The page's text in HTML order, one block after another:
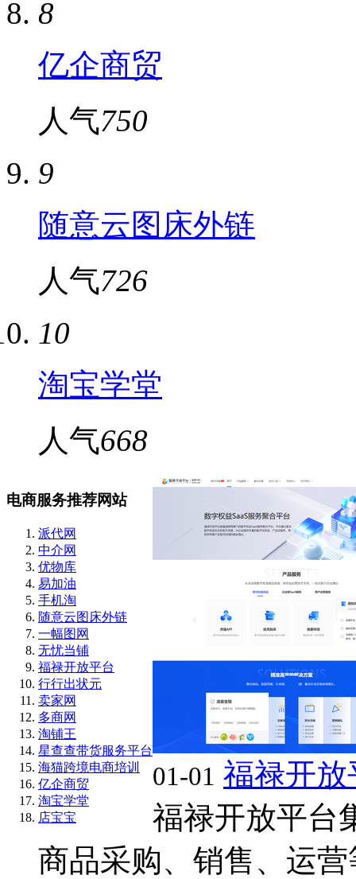
8
亿企商贸
人气750
9
随意云图床外链
人气726
10
淘宝学堂
人气668
电商服务推荐网站
派代网
中介网
优物库
易加油
手机淘
随意云图床外链
一幅图网
无忧当铺
福禄开放平台
行行出状元
卖家网
多商网
淘铺王
星查查带货服务平台
海猫跨境电商培训
亿企商贸
淘宝学堂
店宝宝
01-01 福禄开放
福禄开放平台
商品采购、销售、运